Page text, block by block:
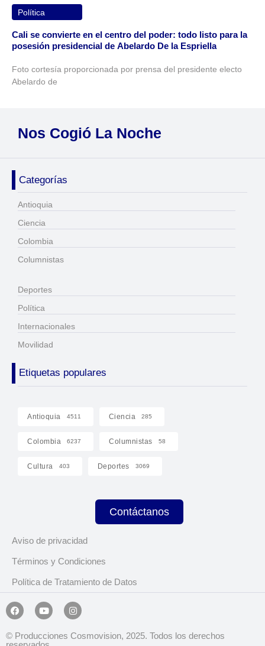
Política
Cali se convierte en el centro del poder: todo listo para la
posesión presidencial de Abelardo De la Espriella
Foto cortesía proporcionada por prensa del presidente electo
Abelardo de
Nos Cogió La Noche
Categorías
Antioquia
Ciencia
Colombia
Columnistas
Deportes
Política
Internacionales
Movilidad
Etiquetas populares
Antioquia 4511 Ciencia 285
Colombia 6237 Columnistas 58
Cultura 403 Deportes 3069
Contáctanos
Aviso de privacidad
Términos y Condiciones
Política de Tratamiento de Datos
© Producciones Cosmovision, 2025. Todos los derechos